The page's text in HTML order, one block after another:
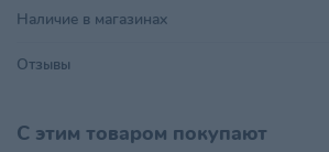
Тип питомца
Условия хранения
Наличие в магазинах
Отзывы
С этим товаром покупают